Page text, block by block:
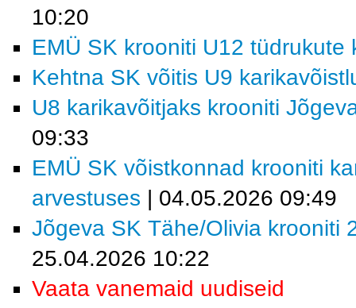
10:20
EMÜ SK krooniti U12 tüdrukute
Kehtna SK võitis U9
U8 karikavõitjaks krooniti
09:33
EMÜ SK võistkonnad krooniti
arvestuses | 04.05.2026 09:49
Jõgeva SK Tähe/Olivia krooniti
25.04.2026 10:22
Vaata vanemaid uudiseid